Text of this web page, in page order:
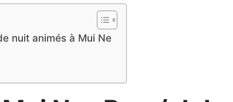
nuit animés à Mui Ne